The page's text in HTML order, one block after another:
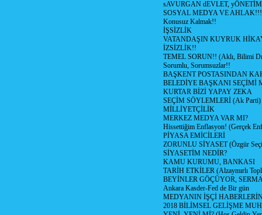
sAVURGAN dEVLET,
SOSYAL MEDYA VE AHLAK!!!
Konusuz Kalmak!!
İŞSİZLİK
VATANDAŞIN KUYRUK
İZSİZLİK!!
TEMEL SORUN!! (Aklı, Bilimi
Sorumlu, Sorumsuzlar!!
BAŞKENT POSTASINDAN
BELEDİYE BAŞKANI SEÇİMİ
KURTAR BİZİ YAPAY ZEKA
SEÇİM SÖYLEMLERİ (Ak Parti)
MİLLİYETÇİLİK
MERKEZ MEDYA VAR MI?
Hissettiğim Enflasyon! (Gerçek
PİYASA EMİCİLERİ
ZORUNLU SİYASET (Özgür
SİYASETİM NEDİR?
KAMU KURUMU, BANKASI
TARİH ETKİLER (Alzaymırlı
BEYİNLER GÖÇÜYOR,
Ankara Kasder-Fed de Bir gün
MEDYANIN İŞÇİ
2018 BİLİMSEL GELİŞME